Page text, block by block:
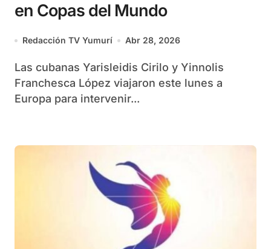
en Copas del Mundo
Redacción TV Yumurí Abr 28, 2026
Las cubanas Yarisleidis Cirilo y Yinnolis
Franchesca López viajaron este lunes a
Europa para intervenir...